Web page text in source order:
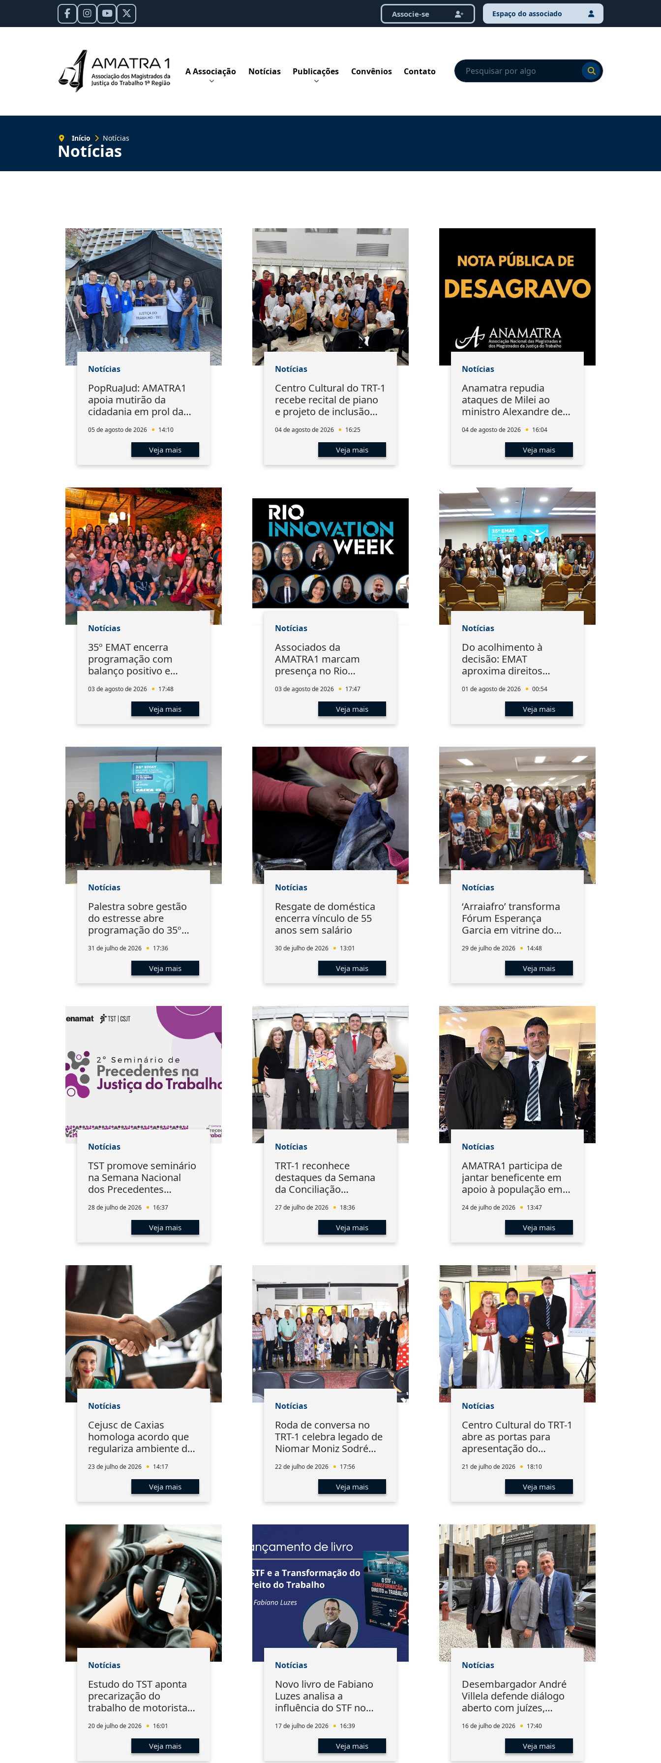
Espaço do associado
Associe-se
A Associação Notícias Publicações Convênios Contato
Ir para o resultado
Ir para o resultado
Notícias
Início Notícias
Notícias
PopRuaJud: AMATRA1
apoia mutirão da
cidadania em prol da
05 de agosto de 2026 14:10
Veja mais
Notícias
Centro Cultural do TRT-1
recebe recital de piano
e projeto de inclusão
04 de agosto de 2026 16:25
Veja mais
Notícias
Anamatra repudia
ataques de Milei ao
ministro Alexandre de
04 de agosto de 2026 16:04
Veja mais
Notícias
35º EMAT encerra
programação com
balanço positivo e
associados
03 de agosto de 2026 17:48
Veja mais
Notícias
Associados da
AMATRA1 marcam
presença no Rio
03 de agosto de 2026 17:47
Veja mais
Notícias
Do acolhimento à
decisão: EMAT
aproxima direitos
saúde mental da
magistratura
01 de agosto de 2026 00:54
Veja mais
Notícias
Palestra sobre gestão
do estresse abre
programação do 35º
31 de julho de 2026 17:36
Veja mais
Notícias
Resgate de doméstica
encerra vínculo de 55
anos sem salário
30 de julho de 2026 13:01
Veja mais
Notícias
‘Arraiafro’ transforma
Fórum Esperança
Garcia em vitrine do
29 de julho de 2026 14:48
Veja mais
Notícias
TST promove seminário
na Semana Nacional
dos Precedentes
28 de julho de 2026 16:37
Veja mais
Notícias
TRT-1 reconhece
destaques da Semana
da Conciliação
27 de julho de 2026 18:36
Veja mais
Notícias
AMATRA1 participa de
jantar beneficente em
apoio à população em
24 de julho de 2026 13:47
Veja mais
Notícias
Cejusc de Caxias
homologa acordo que
regulariza ambiente de
23 de julho de 2026 14:17
Veja mais
Notícias
Roda de conversa no
TRT-1 celebra legado de
Niomar Moniz Sodré
22 de julho de 2026 17:56
Veja mais
Notícias
Centro Cultural do TRT-1
abre as portas para
apresentação do
21 de julho de 2026 18:10
Veja mais
Notícias
Estudo do TST aponta
precarização do
trabalho de motoristas
20 de julho de 2026 16:01
Veja mais
Notícias
Novo livro de Fabiano
Luzes analisa a
influência do STF no
17 de julho de 2026 16:39
Veja mais
Notícias
Desembargador André
Villela defende diálogo
aberto com juízes,
16 de julho de 2026 17:40
Veja mais